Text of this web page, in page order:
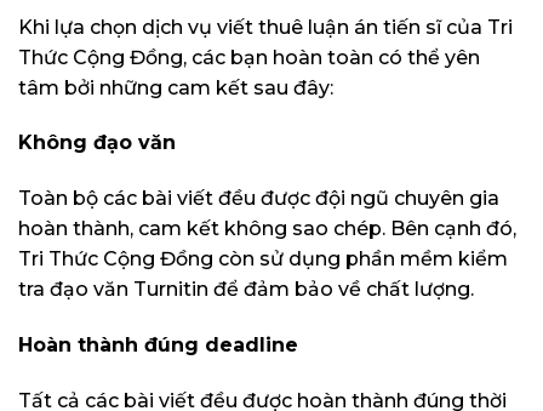
Khi lựa chọn dịch vụ viết thuê luận án tiến sĩ của Tri
Thức Cộng Đồng, các bạn hoàn toàn có thể yên
tâm bởi những cam kết sau đây:
Không đạo văn
Toàn bộ các bài viết đều được đội ngũ chuyên gia
hoàn thành, cam kết không sao chép. Bên cạnh đó,
Tri Thức Cộng Đồng còn sử dụng phần mềm kiểm
tra đạo văn Turnitin để đảm bảo về chất lượng.
Hoàn thành đúng deadline
Tất cả các bài viết đều được hoàn thành đúng thời